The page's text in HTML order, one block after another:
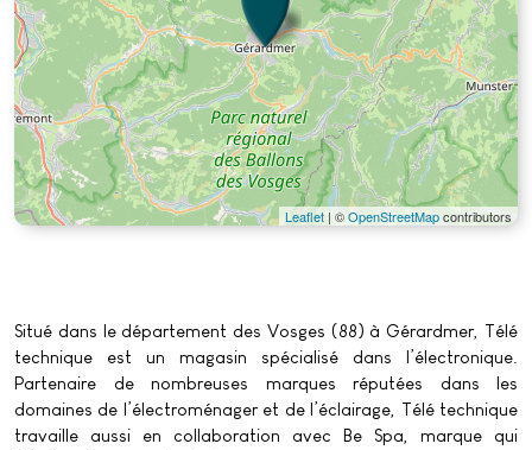
Leaflet | ©OpenStreetMapcontributors
Situé dans le département des Vosges (88) à Gérardmer, Télé
technique est un magasin spécialisé dans l’électronique.
Partenaire de nombreuses marques réputées dans les
domaines de l’électroménager et de l’éclairage, Télé technique
travaille aussi en collaboration avec Be Spa, marque qui